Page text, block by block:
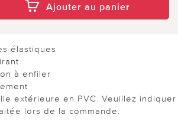
Ajouter au panier
élastiques
à enfiler
extérieure en PVC. Veuillez indiquer
lors de la commande.